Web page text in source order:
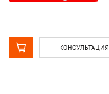
КОНСУЛЬТАЦИЯ